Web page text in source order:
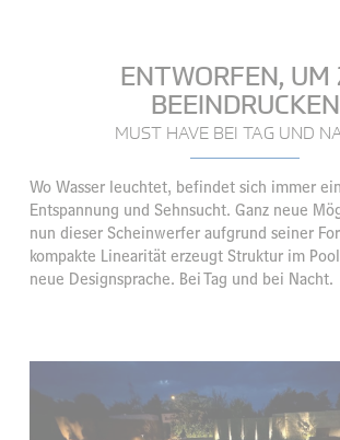
ENTWORFEN, UM
BEEINDRUCKEN
MUST HAVE BEI TAG UND
Wo Wasser leuchtet, befindet sich immer
Entspannung und Sehnsucht. Ganz neue
nun dieser Scheinwerfer aufgrund seiner
kompakte Linearität erzeugt Struktur im
neue Designsprache. Bei Tag und bei Nacht.